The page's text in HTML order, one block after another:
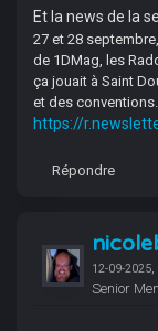
Et la news de la
27 et 28
de 1DMag, les
ça jouait à Saint
et des
https://
Répondre
12-09-2025,
Senior